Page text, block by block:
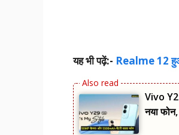
यह भी पढ़ें:- Realme 12 हुआ
Vivo
नया